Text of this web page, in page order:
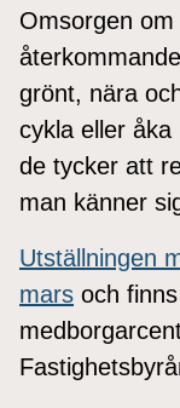
Omsorgen
grönt, nära
cykla eller
de tycker att
man känner
Utställningen
mars och